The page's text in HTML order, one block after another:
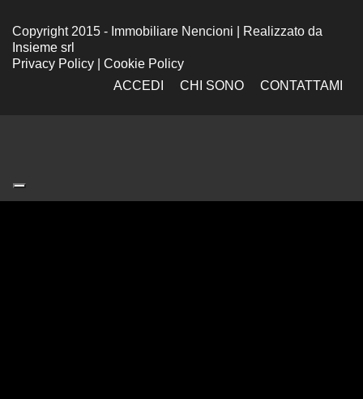
Copyright 2015 - Immobiliare Nencioni | Realizzato da
Insieme srl
Privacy Policy
Cookie Policy
ACCEDI
CHI SONO CONTATTAMI